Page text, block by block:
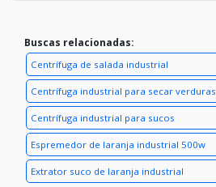
Buscas relacionadas:
Centrífuga de salada industrial
Centrífuga industrial para secar verduras
Centrífuga industrial para sucos
Espremedor de laranja industrial 500w
Extrator suco de laranja industrial